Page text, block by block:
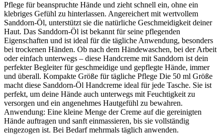
Pflege für beanspruchte Hände und zieht schnell ein, ohne ein
klebriges Gefühl zu hinterlassen. Angereichert mit wertvollem
Sanddorn-Öl, unterstützt sie die natürliche Geschmeidigkeit deiner
Haut. Das Sanddorn-Öl ist bekannt für seine pflegenden
Eigenschaften und ist ideal für die tägliche Anwendung, besonders
bei trockenen Händen. Ob nach dem Händewaschen, bei der Arbeit
oder einfach unterwegs – diese Handcreme mit Sanddorn ist dein
perfekter Begleiter für geschmeidige und gepflegte Hände, immer
und überall. Kompakte Größe für tägliche Pflege Die 50 ml Größe
macht diese Sanddorn-Öl Handcreme ideal für jede Tasche. Sie ist
perfekt, um deine Hände auch unterwegs mit Feuchtigkeit zu
versorgen und ein angenehmes Hautgefühl zu bewahren.
Anwendung: Eine kleine Menge der Creme auf die gereinigten
Hände auftragen und sanft einmassieren, bis sie vollständig
eingezogen ist. Bei Bedarf mehrmals täglich anwenden.